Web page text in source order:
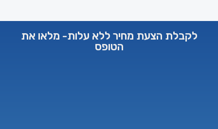
לקבלת הצעת מחיר ללא עלות- מלאו את
הטופס